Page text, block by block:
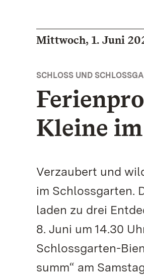
Mittwoch, 1. Juni
SCHLOSS UND
Kleine
Verzaubert und
im Schlossgarten.
laden zu drei
8. Juni um 14.30
Schlossgarten-
summ“ am